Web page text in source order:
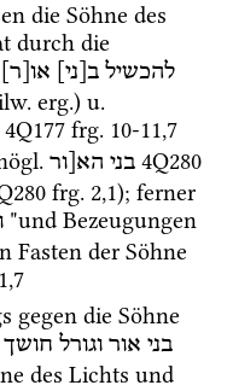
die Söhne des
durch die
להכשיל ב[ני] או[ר]
erg.) u.
4Q177 frg. 10-11,7
בני הא[ור
4Q280
frg. 2,1
"und Bezeugungen
Fasten der Söhne
,7
gegen die Söhne
בני אור וגורל חושך
des Lichts und